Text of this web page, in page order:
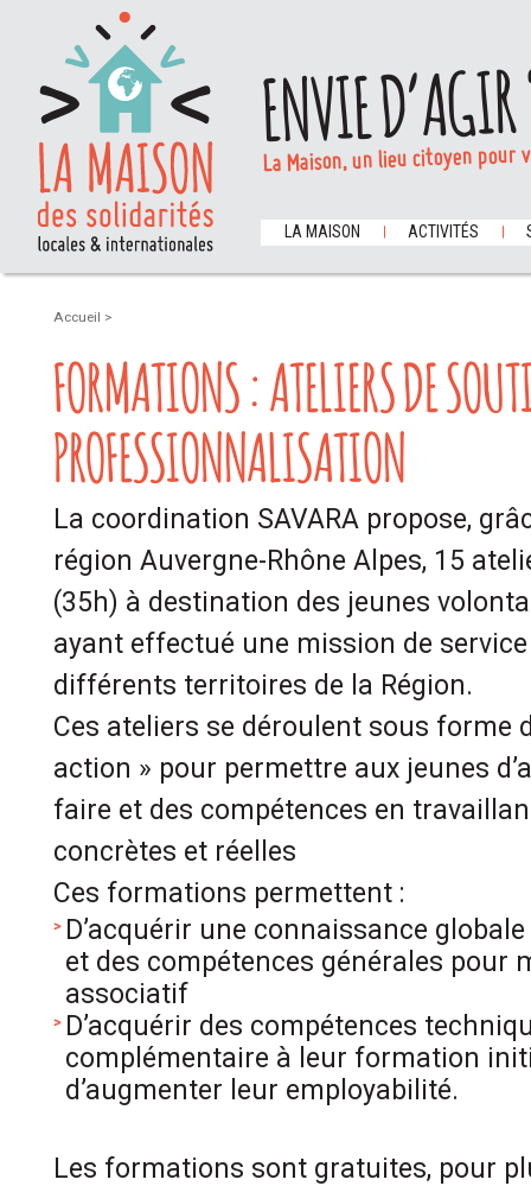
ENVIE
La Maison, un lieu citoyen
LA MAISON ACTIVITÉS
Accueil >
FORMATIONS : ATELIERS DE
PROFESSIONNALISATION
La coordination SAVARA propose,
région Auvergne-Rhône Alpes, 15
(35h) à destination des jeunes
ayant effectué une mission de
différents territoires de la Région.
Ces ateliers se déroulent sous forme
action » pour permettre aux jeunes
faire et des compétences en
concrètes et réelles
Ces formations permettent :
D’acquérir une connaissance
et des compétences générales pour
associatif
D’acquérir des compétences
complémentaire à leur formation
d’augmenter leur employabilité.
Les formations sont gratuites, pour